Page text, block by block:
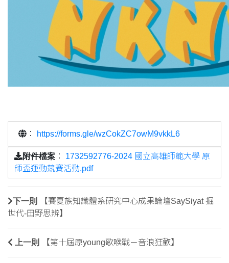
： https://forms.gle/wzCokZC7owM9vkkL6
附件檔案 ： 1732592776-2024 國立高雄師範大學 原
師盃運動競賽活動.pdf
下一則
【賽夏族知識體系研究中心成果論壇SaySiyat 掘
世代-田野思辨】
上一則 【第十屆原young歌喉戰－音浪狂歡】